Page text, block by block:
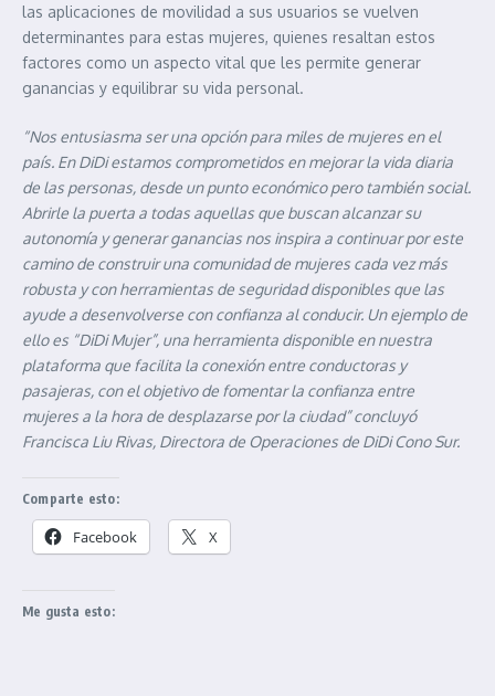
las aplicaciones de movilidad a sus usuarios se vuelven
determinantes para estas mujeres, quienes resaltan estos
factores como un aspecto vital que les permite generar
ganancias y equilibrar su vida personal.
“Nos entusiasma ser una opción para miles de mujeres en el
país. En DiDi estamos comprometidos en mejorar la vida diaria
de las personas, desde un punto económico pero también social.
Abrirle la puerta a todas aquellas que buscan alcanzar su
autonomía y generar ganancias nos inspira a continuar por este
camino de construir una comunidad de mujeres cada vez más
robusta y con herramientas de seguridad disponibles que las
ayude a desenvolverse con confianza al conducir. Un ejemplo de
ello es “DiDi Mujer”, una herramienta disponible en nuestra
plataforma que facilita la conexión entre conductoras y
pasajeras, con el objetivo de fomentar la confianza entre
mujeres a la hora de desplazarse por la ciudad” concluyó
Francisca Liu Rivas, Directora de Operaciones de DiDi Cono Sur.
Comparte esto:
Facebook X
Me gusta esto: